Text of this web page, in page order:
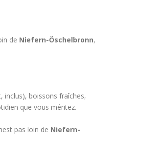
de Niefern-Öschelbronn,
inclus), boissons fraîches,
que vous méritez.
pas loin de Niefern-